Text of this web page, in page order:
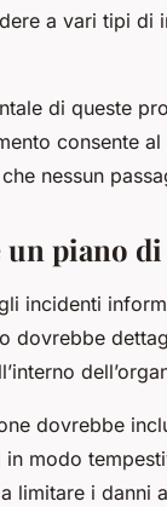
a vari tipi di
di queste
consente
nessun
un piano
incidenti
dovrebbe
dovrebbe
modo
i danni